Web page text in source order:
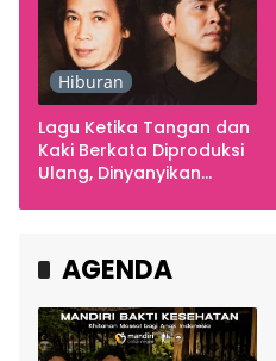
Hiburan
Lagu Ketika Tangan dan
Kaki Berkata Diproduksi
Ulang, Dinyanyikan
Chrisye
AGENDA